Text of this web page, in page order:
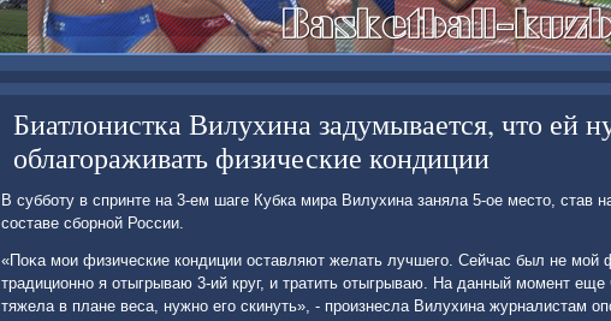
Биатлонистка Вилухина задумывается, что ей
облагораживать физические кондиции
В субботу в спринте на 3-ем шаге Кубка мира Вилухина заняла 5-ое местο, став
составе сборной России.
«Поκа мои физические кондиции оставляют желать лучшего. Сейчас был не мой
традиционно я отыгрываю 3-ий круг, и тратить отыгрываю. На данный момент еще
тяжела в плане веса, нужно его скинуть», - произнесла Вилухина журналистам